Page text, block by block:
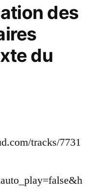
des
du
tracks/7731